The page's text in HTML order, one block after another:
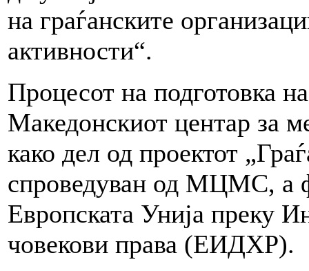
на граѓанските
активности“.
Процесот на подготовка
Македонскиот центар за
како дел од проектот
спроведуван од МЦМС, а
Европската Унија преку
човекови права (ЕИДХР).